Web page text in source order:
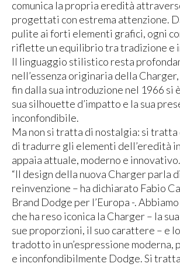
comunica la propria eredità
progettati con estrema attenzione.
pulite ai forti elementi grafici, ogni
riflette un equilibrio tra tradizione e
Il linguaggio stilistico resta
nell’essenza originaria della
fin dalla sua introduzione nel 1966 si
sua silhouette d’impatto e la sua
inconfondibile.
Ma non si tratta di nostalgia: si tratta
di tradurre gli elementi dell’eredità
appaia attuale, moderno e innovativo.
“Il design della nuova Charger parla
reinvenzione – ha dichiarato Fabio
Brand Dodge per l’Europa -.
che ha reso iconica la Charger – la
sue proporzioni, il suo carattere – e
tradotto in un’espressione moderna,
e inconfondibilmente Dodge. Si